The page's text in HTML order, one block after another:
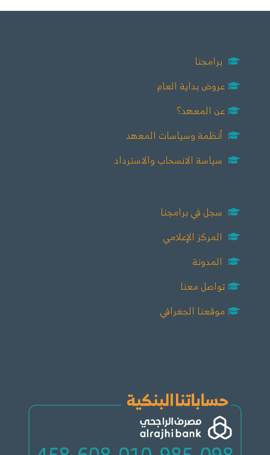
برامجنا
عروض بداية العام
عن المعهد؟
أنظمة وسياسات المعهد
سياسة الانسحاب والاسترداد
سجل في برامجنا
المركز الإعلامي
المدونة
تواصل معنا
موقعنا الجغرافي